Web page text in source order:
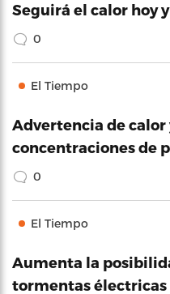
Seguirá el calor hoy
0
El Tiempo
Advertencia de calor
concentraciones de
0
El Tiempo
Aumenta la
tormentas électricas